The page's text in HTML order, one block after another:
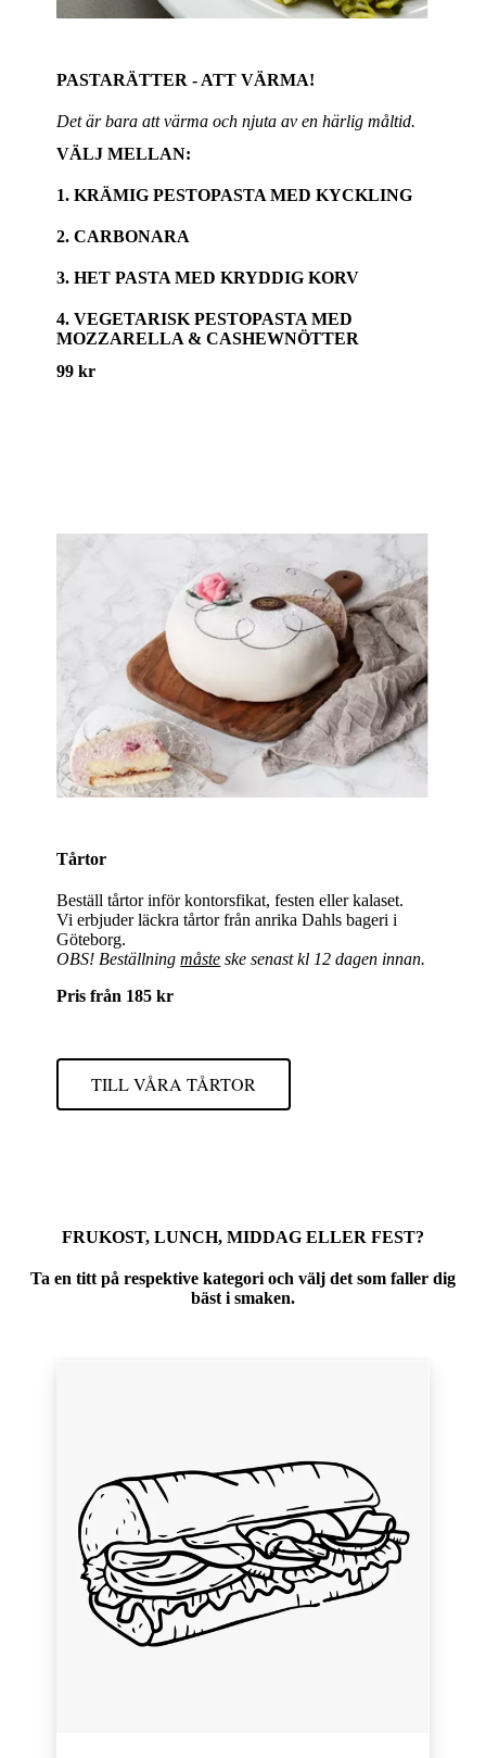
PASTARÄTTER - ATT VÄRMA!
Det är bara att värma och njuta av en härlig måltid.
VÄLJ MELLAN:
1. KRÄMIG PESTOPASTA MED KYCKLING
2. CARBONARA
3. HET PASTA MED KRYDDIG KORV
4. VEGETARISK PESTOPASTA MED
MOZZARELLA & CASHEWNÖTTER
99 kr
Tårtor
Beställ tårtor inför kontorsfikat, festen eller kalaset.
Vi erbjuder läckra tårtor från anrika Dahls bageri i
Göteborg.
OBS! Beställningmåste ske senast kl 12 dagen innan.
Pris från 185 kr
TILL VÅRA TÅRTOR
FRUKOST, LUNCH, MIDDAG ELLER FEST?
Ta en titt på respektive kategori och välj det som faller dig
bäst i smaken.